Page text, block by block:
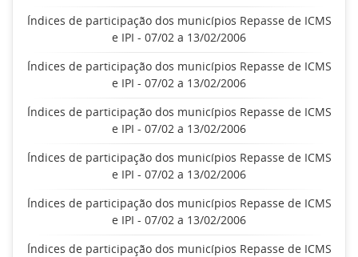
Índices de participação dos municípios Repasse de ICMS
e IPI - 07/02 a 13/02/2006
Índices de participação dos municípios Repasse de ICMS
e IPI - 07/02 a 13/02/2006
Índices de participação dos municípios Repasse de ICMS
e IPI - 07/02 a 13/02/2006
Índices de participação dos municípios Repasse de ICMS
e IPI - 07/02 a 13/02/2006
Índices de participação dos municípios Repasse de ICMS
e IPI - 07/02 a 13/02/2006
Índices de participação dos municípios Repasse de ICMS